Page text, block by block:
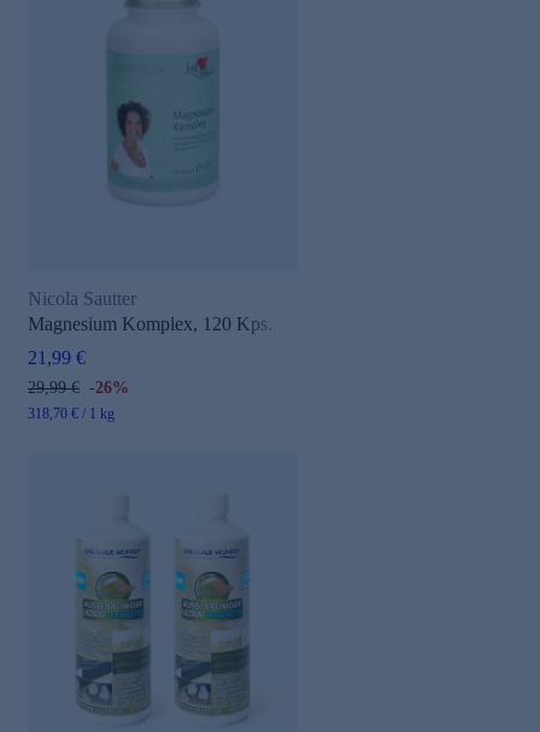
Nicola Sautter
Magnesium Komplex, 120 Kps.
21,99 €
29,99 € -26%
318,70 € / 1 kg